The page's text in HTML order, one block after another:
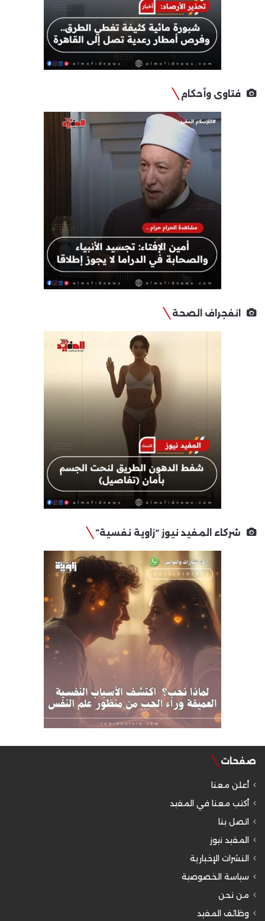
فتاوى وأحكام
انفجراف الصحة
شركاء المفيد نيوز “زاوية نفسية”
صفحات
أعلن معنا
أكتب معنا في المفيد
اتصل بنا
المفيد نيوز
النشرات الإخبارية
سياسة الخصوصية
من نحن
وظائف المفيد